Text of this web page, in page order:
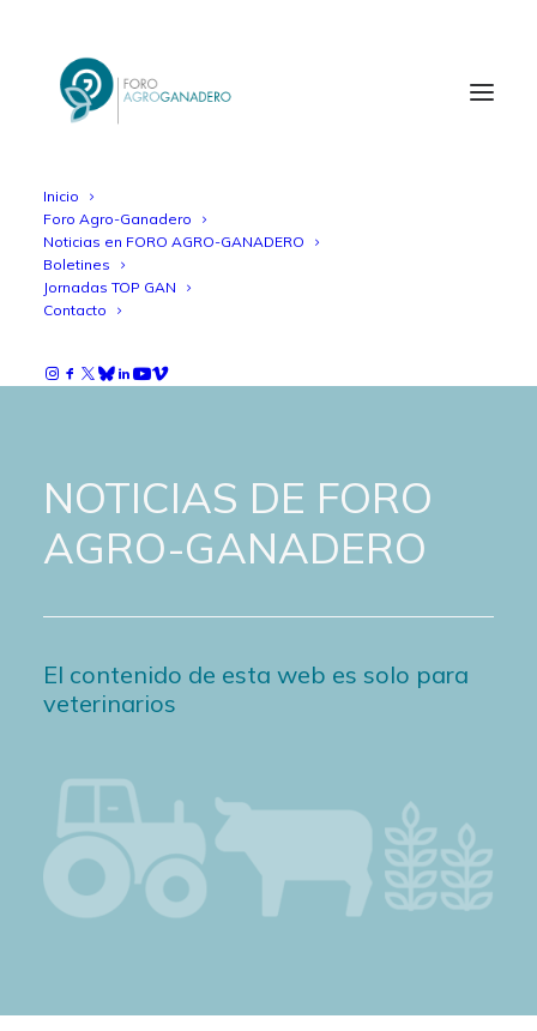
Inicio
Foro Agro-Ganadero
Noticias en FORO AGRO-GANADERO
Boletines
Jornadas TOP GAN
Contacto
NOTICIAS DE FORO
AGRO-GANADERO
El contenido de esta web es solo para
veterinarios